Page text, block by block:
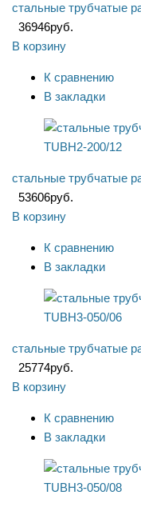
стальные трубчатые
36946руб.
В корзину
К сравнению
В закладки
стальные трубчатые
53606руб.
В корзину
К сравнению
В закладки
стальные трубчатые
25774руб.
В корзину
К сравнению
В закладки